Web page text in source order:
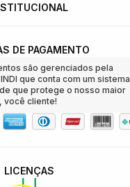
DE PAGAMENTO
são gerenciados pela
que conta com um sistema
que protege o nosso maior
você cliente!
LICENÇAS